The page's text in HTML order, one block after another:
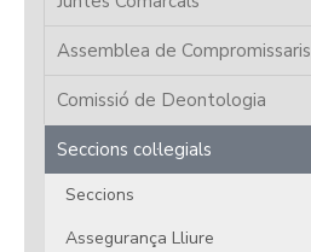
Assemblea de Compromissaris
Comissió de Deontologia
Seccions col·legials
Seccions
Assegurança Lliure